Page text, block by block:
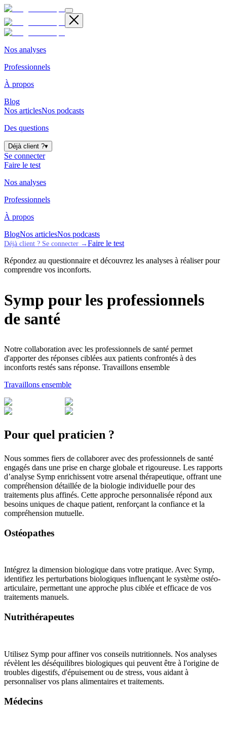
Nos analyses
Professionnels
À propos
Blog
Nos articlesNos podcasts
Des questions
Déjà client ?▾
Se connecter
Faire le test
Nos analyses
Professionnels
À propos
BlogNos articlesNos podcasts
Déjà client ? Se connecter → Faire le test
Répondez au questionnaire et découvrez les analyses à réaliser pour
comprendre vos inconforts.
Symp pour les professionnels
de santé
Notre collaboration avec les professionnels de santé permet
d'apporter des réponses ciblées aux patients confrontés à des
inconforts restés sans réponse. Travaillons ensemble
Travaillons ensemble
Pour quel praticien ?
Nous sommes fiers de collaborer avec des professionnels de santé
engagés dans une prise en charge globale et rigoureuse. Les rapports
d’analyse Symp enrichissent votre arsenal thérapeutique, offrant une
compréhension détaillée de la biologie individuelle pour des
traitements plus affinés. Cette approche personnalisée répond aux
besoins uniques de chaque patient, renforçant la confiance et la
compréhension mutuelle.
Ostéopathes
Intégrez la dimension biologique dans votre pratique. Avec Symp,
identifiez les perturbations biologiques influençant le système ostéo-
articulaire, permettant une approche plus ciblée et efficace de vos
traitements manuels.
Nutrithérapeutes
Utilisez Symp pour affiner vos conseils nutritionnels. Nos analyses
révèlent les déséquilibres biologiques qui peuvent être à l'origine de
troubles digestifs, d'épuisement ou de stress, vous aidant à
personnaliser vos plans alimentaires et traitements.
Médecins